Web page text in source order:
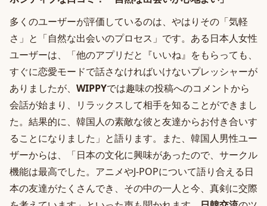
多くのユーザーが評価しているのは、やはりその「気軽
さ」と「自然な出会いのプロセス」です。ある日本人女性
ユーザーは、「他のアプリだと『いいね』をもらっても、
すぐに恋愛モードで話さなければいけないプレッシャーが
ありましたが、 WIPPYでは趣味の投稿へのコメントから
会話が始まり、リラックスして相手を知ることができまし
た。結果的に、韓国人の素敵な彼と友達からお付き合いす
ることになりました」と語ります。また、韓国人男性ユー
ザーからは、「日本の文化に興味があったので、サークル
機能は最高でした。アニメやJ-POPについて語り合える日
本の友達がたくさんでき、その中の一人と今、真剣に交際